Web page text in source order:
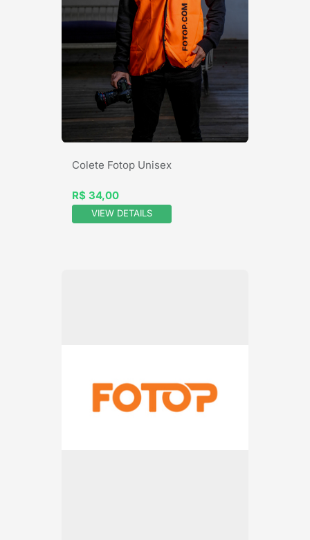
Colete Fotop Unisex
R$ 34,00
VIEW DETAILS